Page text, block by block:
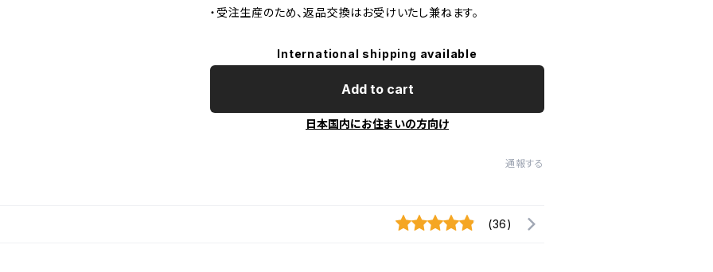
・受注生産のため、返品交換はお受けいたし兼ねます。
International shipping available
Add to cart
日本国内にお住まいの方向け
通報する
(36)